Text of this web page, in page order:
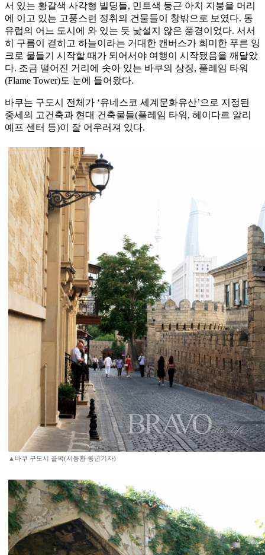
서 있는 황갈색 사각형 빌딩들, 민트색 둥근 아치 지붕을 머리
에 이고 있는 고풍스런 정취의 건물들이 창밖으로 보였다. 동
유럽의 어느 도시에 와 있는 듯 낯설지 않은 풍경이었다. 서서
히 구름이 걷히고 하늘이라는 거대한 캔버스가 희미한 푸른 잉
크로 물들기 시작할 때가 되어서야 여행이 시작됐음을 깨달았
다. 조금 떨어진 거리에 솟아 있는 바쿠의 상징, 플레임 타워
(Flame Tower)도 눈에 들어왔다.
바쿠는 구도시 전체가 ‘유네스코 세계문화유산’으로 지정된
중세의 고건축과 현대 건축물들(플레임 타워, 헤이다르 알리
예프 센터 등)이 잘 어우러져 있다.
▲바쿠 구도시 골목(서동환 동년기자)